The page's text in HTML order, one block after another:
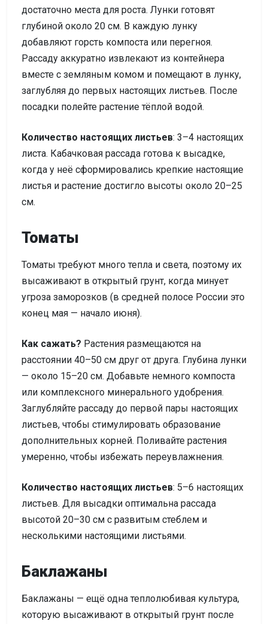
достаточно места для роста. Лунки готовят
глубиной около 20 см. В каждую лунку
добавляют горсть компоста или перегноя.
Рассаду аккуратно извлекают из контейнера
вместе с земляным комом и помещают в лунку,
заглубляя до первых настоящих листьев. После
посадки полейте растение тёплой водой.
Количество настоящих листьев: 3–4 настоящих
листа. Кабачковая рассада готова к высадке,
когда у неё сформировались крепкие настоящие
листья и растение достигло высоты около 20–25
см.
Томаты
Томаты требуют много тепла и света, поэтому их
высаживают в открытый грунт, когда минует
угроза заморозков (в средней полосе России это
конец мая — начало июня).
Как сажать? Растения размещаются на
расстоянии 40–50 см друг от друга. Глубина лунки
— около 15–20 см. Добавьте немного компоста
или комплексного минерального удобрения.
Заглубляйте рассаду до первой пары настоящих
листьев, чтобы стимулировать образование
дополнительных корней. Поливайте растения
умеренно, чтобы избежать переувлажнения.
Количество настоящих листьев: 5–6 настоящих
листьев. Для высадки оптимальна рассада
высотой 20–30 см с развитым стеблем и
несколькими настоящими листьями.
Баклажаны
Баклажаны — ещё одна теплолюбивая культура,
которую высаживают в открытый грунт после